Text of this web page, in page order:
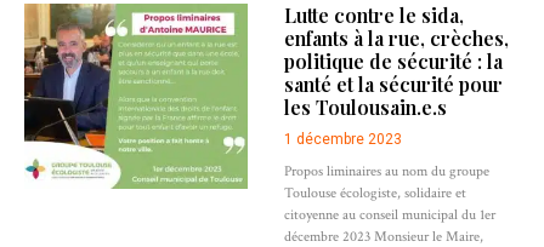
Lutte contre le sida,
enfants à la rue, crèches,
politique de sécurité : la
santé et la sécurité pour
les Toulousain.e.s
1 décembre 2023
Propos liminaires au nom du groupe
Toulouse écologiste, solidaire et
citoyenne au conseil municipal du 1er
décembre 2023 Monsieur le Maire,